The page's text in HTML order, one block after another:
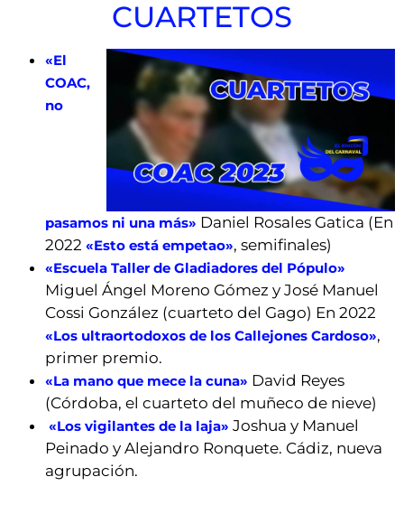
CUARTETOS
«El
COAC,
no
pasamos ni una más» Daniel Rosales Gatica (En
2022 «Esto está empetao», semifinales)
«Escuela Taller de Gladiadores del Pópulo»
Miguel Ángel Moreno Gómez y José Manuel
Cossi González (cuarteto del Gago) En 2022
«Los ultraortodoxos de los Callejones Cardoso»,
primer premio.
«La mano que mece la cuna» David Reyes
(Córdoba, el cuarteto del muñeco de nieve)
«Los vigilantes de la laja» Joshua y Manuel
Peinado y Alejandro Ronquete. Cádiz, nueva
agrupación.